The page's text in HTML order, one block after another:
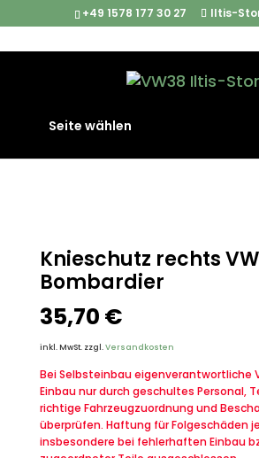
+49 1578 177 30 27 Iltis-
Seite wählen
Iltis Bombardier
Knieschutz rechts
Bombardier
35,70 €
inkl. MwSt. zzgl.Versandkosten
Bei Selbsteinbau eigenverantwortliche
Einbau nur durch geschultes Personal,
richtige Fahrzeugzuordnung und
überprüfen. Haftung für Folgeschäden
insbesondere bei fehlerhaften Einbau